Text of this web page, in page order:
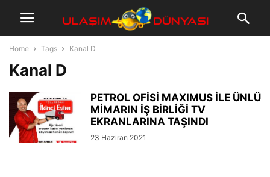
Home Tags Kanal D
Kanal D
PETROL OFİSİ MAXIMUS İLE ÜNLÜ
MİMARIN İŞ BİRLİĞİ TV
EKRANLARINA TAŞINDI
23 Haziran 2021